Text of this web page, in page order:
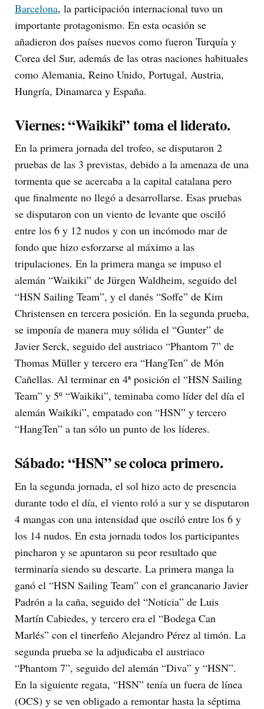
Barcelona, la participación internacional tuvo un
importante protagonismo. En esta ocasión se
añadieron dos países nuevos como fueron Turquía y
Corea del Sur, además de las otras naciones habituales
como Alemania, Reino Unido, Portugal, Austria,
Hungría, Dinamarca y España.
Viernes: “Waikiki” toma el liderato.
En la primera jornada del trofeo, se disputaron 2
pruebas de las 3 previstas, debido a la amenaza de una
tormenta que se acercaba a la capital catalana pero
que finalmente no llegó a desarrollarse. Esas pruebas
se disputaron con un viento de levante que osciló
entre los 6 y 12 nudos y con un incómodo mar de
fondo que hizo esforzarse al máximo a las
tripulaciones. En la primera manga se impuso el
alemán “Waikiki” de Jürgen Waldheim, seguido del
“HSN Sailing Team”, y el danés “Soffe” de Kim
Christensen en tercera posición. En la segunda prueba,
se imponía de manera muy sólida el “Gunter” de
Javier Serck, seguido del austriaco “Phantom 7” de
Thomas Müller y tercero era “HangTen” de Món
Cañellas. Al terminar en 4ª posición el “HSN Sailing
Team” y 5º “Waikiki”, teminaba como líder del día el
alemán Waikiki”, empatado con “HSN” y tercero
“HangTen” a tan sólo un punto de los líderes.
Sábado: “HSN” se coloca primero.
En la segunda jornada, el sol hizo acto de presencia
durante todo el día, el viento roló a sur y se disputaron
4 mangas con una intensidad que osciló entre los 6 y
los 14 nudos. En esta jornada todos los participantes
pincharon y se apuntaron su peor resultado que
terminaría siendo su descarte. La primera manga la
ganó el “HSN Sailing Team” con el grancanario Javier
Padrón a la caña, seguido del “Noticia” de Luis
Martín Cabiedes, y tercero era el “Bodega Can
Marlés” con el tinerfeño Alejandro Pérez al timón. La
segunda prueba se la adjudicaba el austriaco
“Phantom 7”, seguido del alemán “Diva” y “HSN”.
En la siguiente regata, “HSN” tenía un fuera de línea
(OCS) y se ven obligado a remontar hasta la séptima